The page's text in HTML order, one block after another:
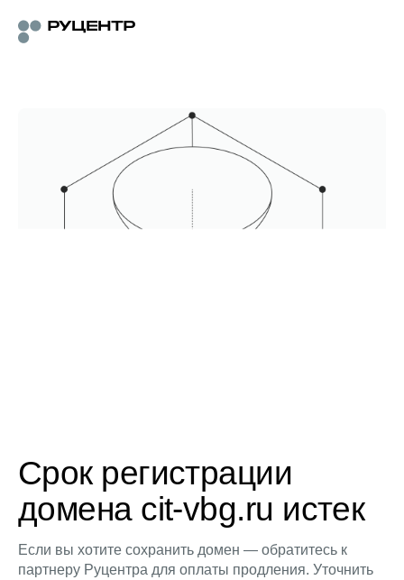
Срок регистрации
домена cit-vbg.ru истек
Если вы хотите сохранить домен — обратитесь к
партнеру Руцентра для оплаты продления. Уточнить